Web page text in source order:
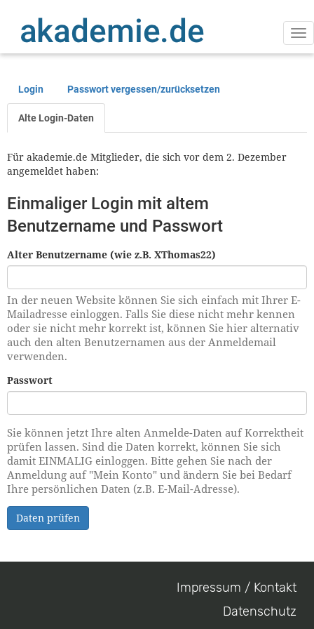
Inhalt
Primäre
Reiter
Login Passwort vergessen/zurücksetzen
Alte Login-Daten
Für akademie.de Mitglieder, die sich vor dem 2. Dezember
angemeldet haben:
Einmaliger Login mit altem
Benutzername und Passwort
Alter Benutzername (wie z.B. XThomas22)
In der neuen Website können Sie sich einfach mit Ihrer E-
Mailadresse einloggen. Falls Sie diese nicht mehr kennen
oder sie nicht mehr korrekt ist, können Sie hier alternativ
auch den alten Benutzernamen aus der Anmeldemail
verwenden.
Passwort
Sie können jetzt Ihre alten Anmelde-Daten auf Korrektheit
prüfen lassen. Sind die Daten korrekt, können Sie sich
damit EINMALIG einloggen. Bitte gehen Sie nach der
Anmeldung auf "Mein Konto" und ändern Sie bei Bedarf
Ihre persönlichen Daten (z.B. E-Mail-Adresse).
Daten prüfen
Impressum / Kontakt
Datenschutz